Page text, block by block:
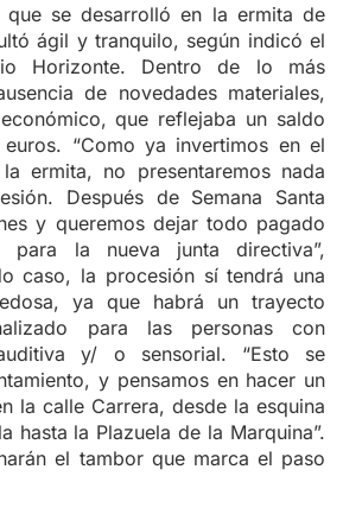
que se desarrolló en la ermita de
ágil y tranquilo, según indicó el
Horizonte. Dentro de lo más
de novedades materiales,
que reflejaba un saldo
“Como ya invertimos en el
ermita, no presentaremos nada
Después de Semana Santa
y queremos dejar todo pagado
para la nueva junta directiva”,
caso, la procesión sí tendrá una
ya que habrá un trayecto
para las personas con
y/ o sensorial. “Esto se
y pensamos en hacer un
la calle Carrera, desde la esquina
hasta la Plazuela de la Marquina”.
el tambor que marca el paso